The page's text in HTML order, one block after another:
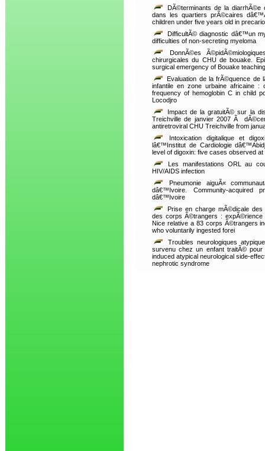
DÃ©terminants de la
dans les quartiers prÃ©caires
children under five years old in
DifficultÃ© diagnostic dâ€™un
difficulties of non-secreting myeloma
DonnÃ©es
chirurgicales du CHU de bouake.
surgical emergency of Bouake
Evaluation de la frÃ©quence de
infantile en zone urbaine africaine :
frequency of hemoglobin C in child
Locodjro
Impact de la gratuitÃ© sur la
Treichville de janvier 2007 Ã
antiretroviral CHU Treichville from
Intoxication digitalique et
lâ€™Institut de Cardiologie
level of digoxin: five cases observed at
Les manifestations ORL au
HIV/AIDS infection
Pneumonie aiguÃ«
dâ€™Ivoire. Community-acquired
dâ€™Ivoire
Prise en charge mÃ©dicale
des corps Ã©trangers :
Nice relative a 83 corps Ã©trangers
who voluntarily ingested forei
Troubles neurologiques
survenu chez un enfant traitÃ© pour
induced atypical neurological side-
nephrotic syndrome